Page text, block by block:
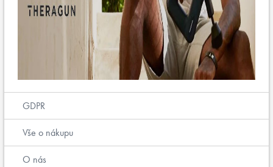
GDPR
Vše o nákupu
O nás